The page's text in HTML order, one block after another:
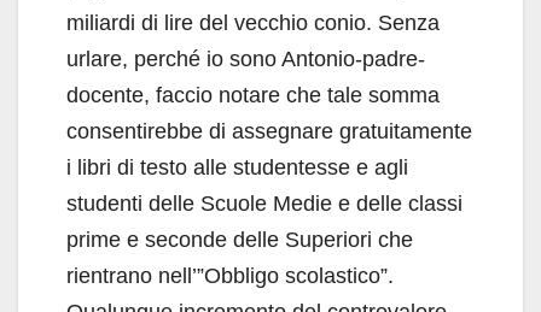
miliardi di lire del vecchio conio. Senza
urlare, perché io sono Antonio-padre-
docente, faccio notare che tale somma
consentirebbe di assegnare gratuitamente
i libri di testo alle studentesse e agli
studenti delle Scuole Medie e delle classi
prime e seconde delle Superiori che
rientrano nell’”Obbligo scolastico”.